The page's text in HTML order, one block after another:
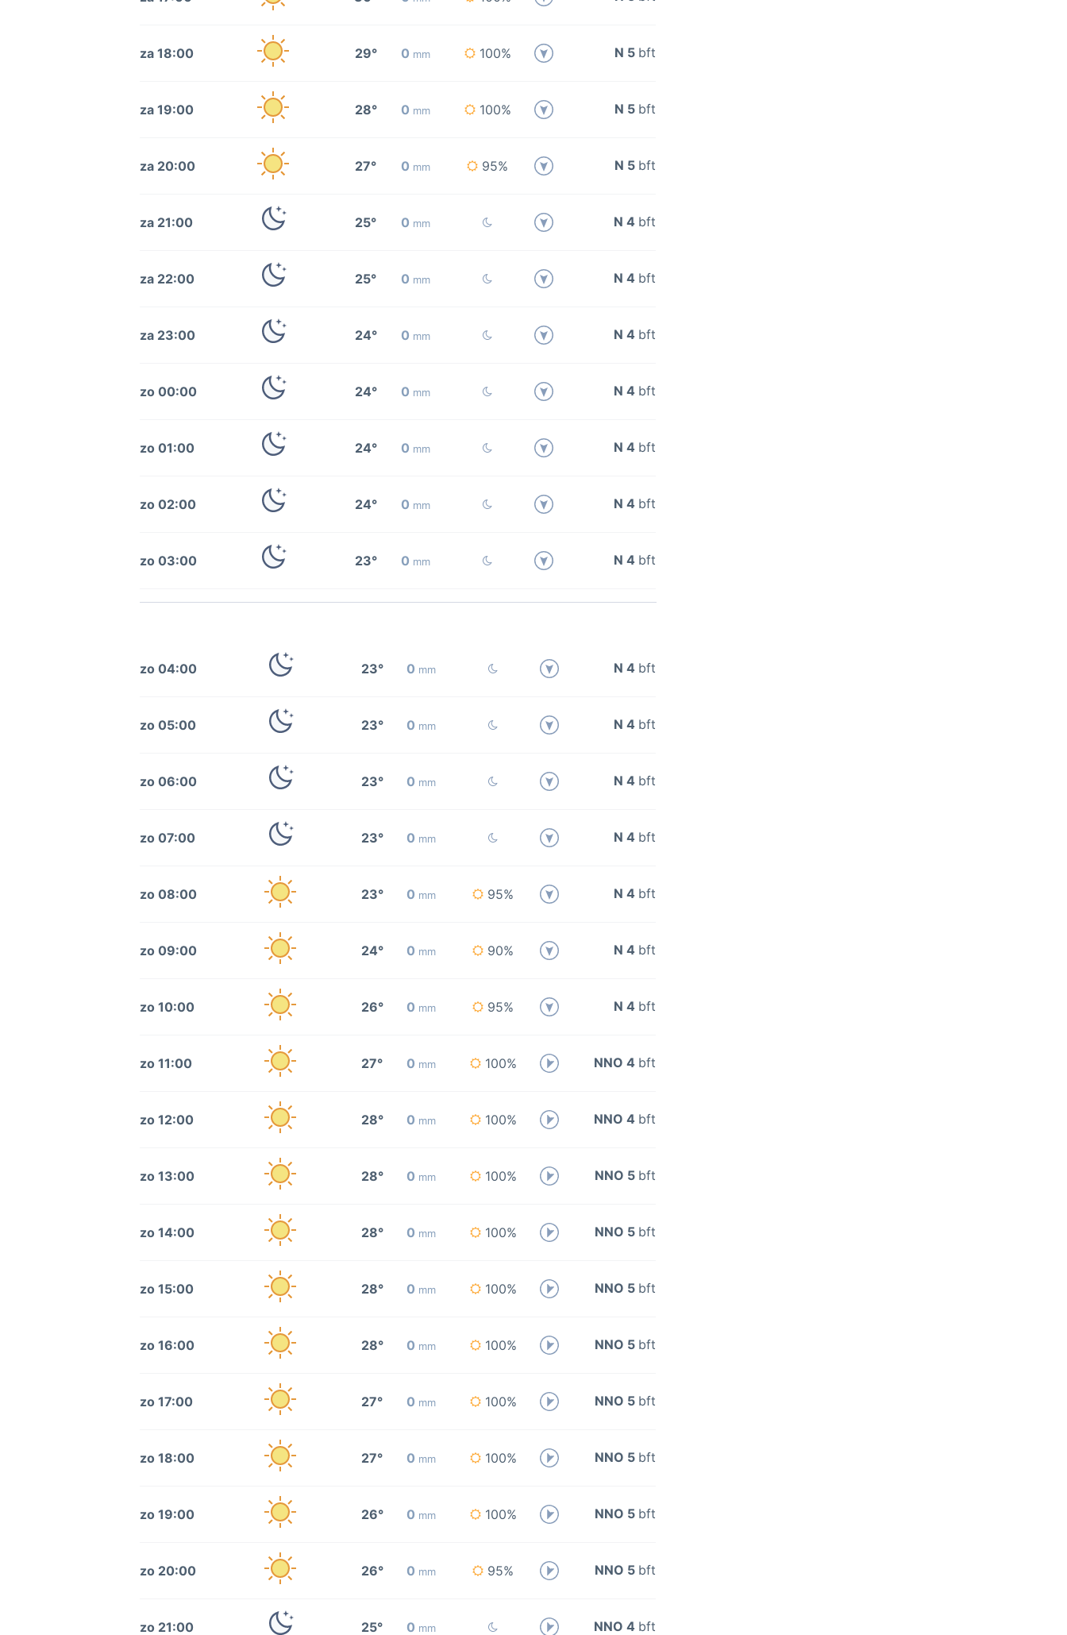
za 18:00 29° 0 mm 100% N 5 bft
za 19:00 28° 0 mm 100% N 5 bft
za 20:00 27° 0 mm 95% N 5 bft
za 21:00 25° 0 mm N 4 bft
za 22:00 25° 0 mm N 4 bft
za 23:00 24° 0 mm N 4 bft
zo 00:00 24° 0 mm N 4 bft
zo 01:00 24° 0 mm N 4 bft
zo 02:00 24° 0 mm N 4 bft
zo 03:00 23° 0 mm N 4 bft
zo 04:00 23° 0 mm N 4 bft
zo 05:00 23° 0 mm N 4 bft
zo 06:00 23° 0 mm N 4 bft
zo 07:00 23° 0 mm N 4 bft
zo 08:00 23° 0 mm 95% N 4 bft
zo 09:00 24° 0 mm 90% N 4 bft
zo 10:00 26° 0 mm 95% N 4 bft
zo 11:00 27° 0 mm 100% NNO 4 bft
zo 12:00 28° 0 mm 100% NNO 4 bft
zo 13:00 28° 0 mm 100% NNO 5 bft
zo 14:00 28° 0 mm 100% NNO 5 bft
zo 15:00 28° 0 mm 100% NNO 5 bft
zo 16:00 28° 0 mm 100% NNO 5 bft
zo 17:00 27° 0 mm 100% NNO 5 bft
zo 18:00 27° 0 mm 100% NNO 5 bft
zo 19:00 26° 0 mm 100% NNO 5 bft
zo 20:00 26° 0 mm 95% NNO 5 bft
zo 21:00 25° 0 mm NNO 4 bft